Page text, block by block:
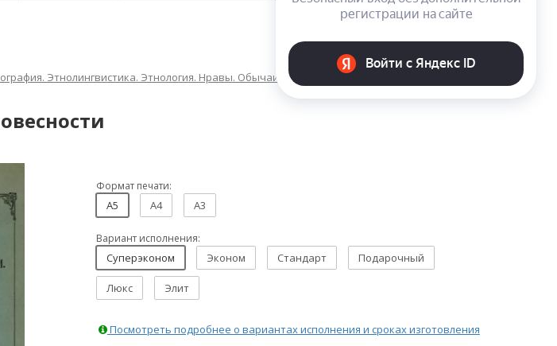
Этнолингвистика. Этнология. Нравы. Обычаи. Жизнь народа. Фольклор
Формат печати:
A5 A4 A3
Вариант исполнения:
Суперэконом Эконом Стандарт Подарочный
Люкс Элит
Посмотреть подробнее о вариантах исполнения и сроках изготовления